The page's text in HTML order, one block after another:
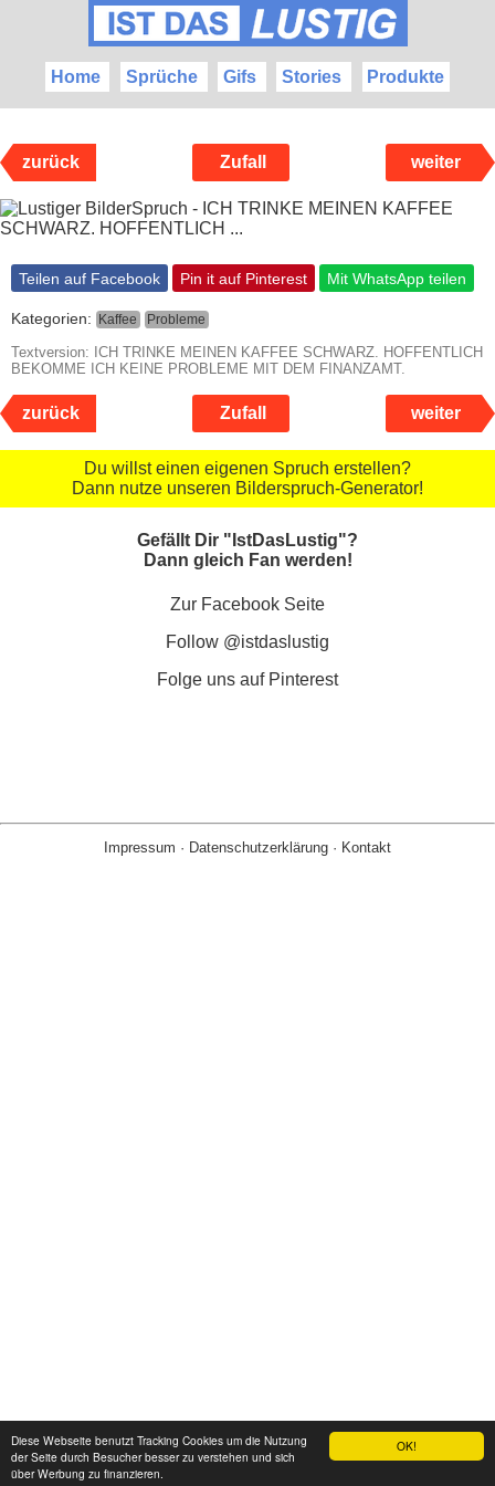
OK!
Diese Webseite benutzt Tracking Cookies um die Nutzung
der Seite durch Besucher besser zu verstehen und sich
über Werbung zu finanzieren.
Home Sprüche Gifs Stories Produkte
zurück Zufall weiter
Teilen auf Facebook Pin it auf Pinterest Mit WhatsApp teilen
Kategorien: Kaffee Probleme
Textversion: ICH TRINKE MEINEN KAFFEE SCHWARZ. HOFFENTLICH
BEKOMME ICH KEINE PROBLEME MIT DEM FINANZAMT.
zurück Zufall weiter
Du willst einen eigenen Spruch erstellen?
Dann nutze unseren Bilderspruch-Generator!
Gefällt Dir "IstDasLustig"?
Dann gleich Fan werden!
Zur Facebook Seite
Follow @istdaslustig
Folge uns auf Pinterest
Impressum · Datenschutzerklärung · Kontakt